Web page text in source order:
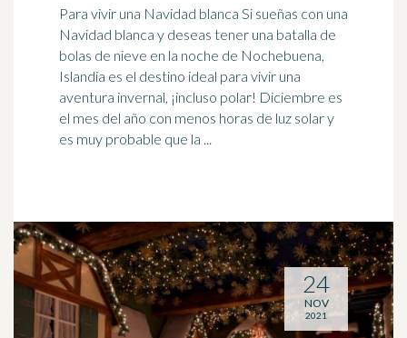
Para vivir una Navidad blanca Si sueñas con una
Navidad blanca y deseas tener una batalla de
bolas de nieve en la noche de Nochebuena,
Islandia es el destino ideal para vivir una
aventura invernal, ¡incluso polar! Diciembre es
el mes del año con menos horas de luz solar y
es muy probable que la ...
24
NOV
2021